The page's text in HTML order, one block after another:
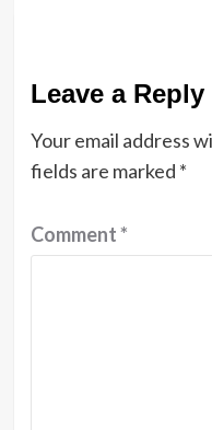
Leave a Reply
Your email address
fields are marked *
Comment*